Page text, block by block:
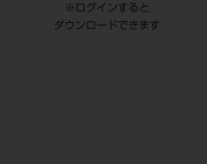
※ログインすると
ダウンロードできます